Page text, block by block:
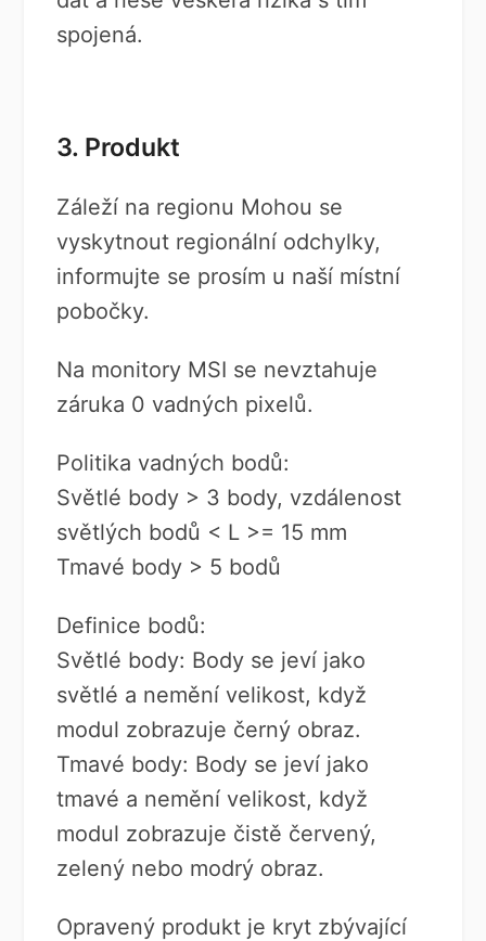
spojená.
3. Produkt
Záleží na regionu Mohou se
vyskytnout regionální odchylky,
informujte se prosím u naší místní
pobočky.
Na monitory MSI se nevztahuje
záruka 0 vadných pixelů.
Politika vadných bodů:
Světlé body > 3 body, vzdálenost
světlých bodů < L >= 15 mm
Tmavé body > 5 bodů
Definice bodů:
Světlé body: Body se jeví jako
světlé a nemění velikost, když
modul zobrazuje černý obraz.
Tmavé body: Body se jeví jako
tmavé a nemění velikost, když
modul zobrazuje čistě červený,
zelený nebo modrý obraz.
Opravený produkt je kryt zbývající